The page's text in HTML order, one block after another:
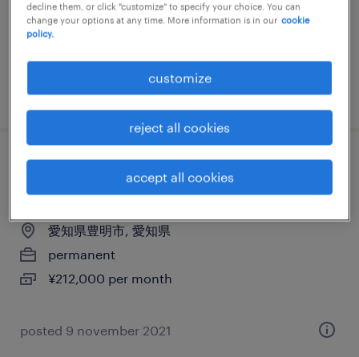
愛知県名古屋市名東区, 愛知県
temporary
posted 25 june 2026
流通・小売の設備管理・マシンメンテナン
ス、軽・普通車、普通免許
愛知県豊明市, 愛知県
permanent
¥212,000 per month
posted 9 november 2021
decline them, or click "customize" to specify your choice. You can
change your options at any time. More information is in our cookie
policy.
customize
reject all cookies
accept all cookies